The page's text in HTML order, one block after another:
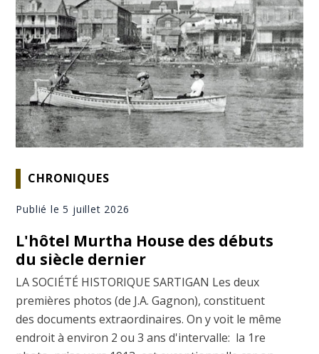
CHRONIQUES
Publié le 5 juillet 2026
L'hôtel Murtha House des débuts
du siècle dernier
LA SOCIÉTÉ HISTORIQUE SARTIGAN Les deux
premières photos (de J.A. Gagnon), constituent
des documents extraordinaires. On y voit le même
endroit à environ 2 ou 3 ans d'intervalle: la 1re